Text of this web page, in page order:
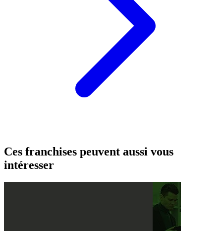
Ces franchises peuvent aussi vous
intéresser